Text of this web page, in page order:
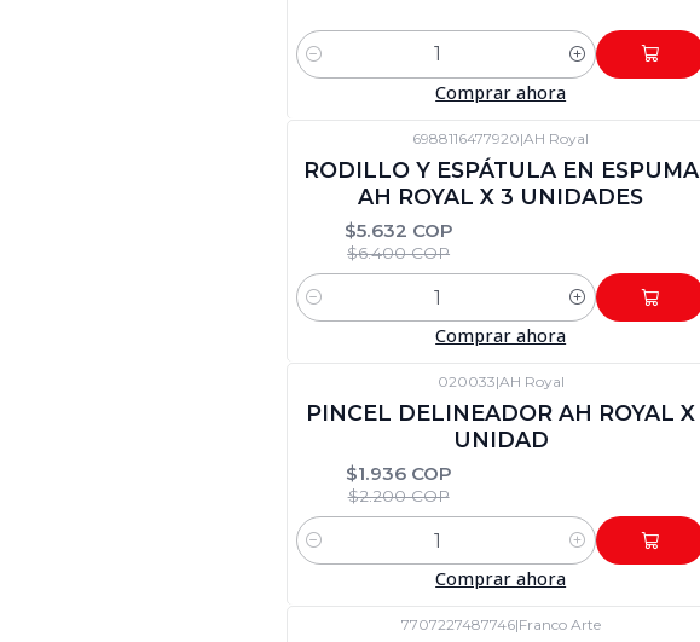
Cantidad
Comprar ahora
6988116477920|AH Royal
RODILLO Y ESPÁTULA EN ESPUMA
AH ROYAL X 3 UNIDADES
$5.632 COP
$6.400 COP
Cantidad
Comprar ahora
020033|AH Royal
PINCEL DELINEADOR AH ROYAL X
UNIDAD
$1.936 COP
$2.200 COP
Cantidad
Comprar ahora
7707227487746|Franco Arte